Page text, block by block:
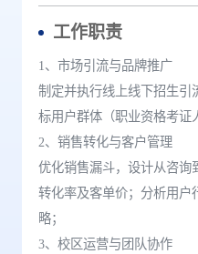
工作职责
1、市场引流与品牌推广
制定并执行线上线下招生引
标用户群体（职业资格考证
2、销售转化与客户管理
优化销售漏斗，设计从咨
转化率及客单价；分析用
略；
3、校区运营与团队协作